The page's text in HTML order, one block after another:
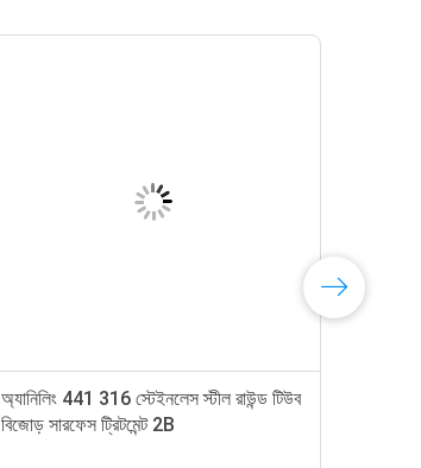
অ্যানিলিং 441 316 স্টেইনলেস স্টীল রাউন্ড টিউব
বিজোড় সারফেস ট্রিটমেন্ট 2B